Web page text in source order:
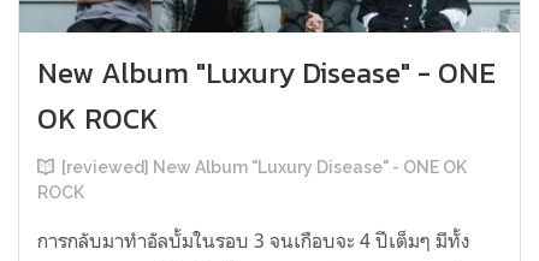
New Album "Luxury Disease" - ONE
OK ROCK
[reviewed] New Album "Luxury Disease" - ONE OK
ROCK
การกลับมาทำอัลบั้มในรอบ 3 จนเกือบจะ 4 ปีเต็มๆ มีทั้ง